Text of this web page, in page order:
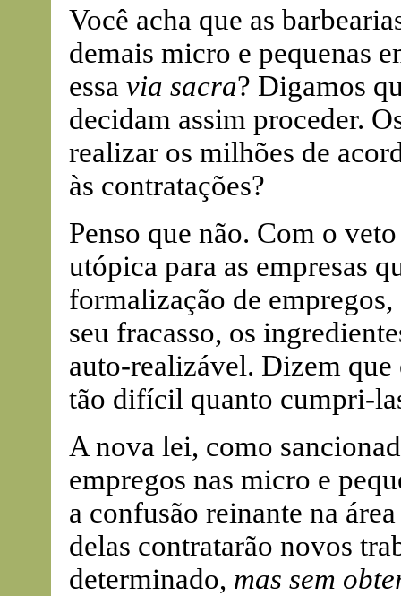
Você acha que as
demais micro e pequenas
essa via sacra? Digamos
decidam assim proceder.
realizar os milhões de
às contratações?
Penso que não. Com o
utópica para as empresas
formalização de
seu fracasso, os
auto-realizável. Dizem que
tão difícil quanto cumpri-
A nova lei, como
empregos nas micro e
a confusão reinante na
delas contratarão novos
determinado, mas sem